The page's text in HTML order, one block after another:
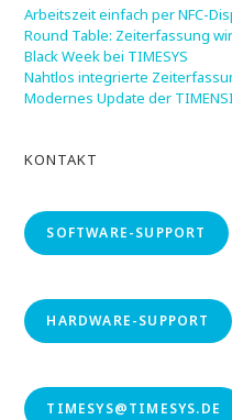
Arbeitszeit einfach per NFC-
Round Table: Zeiterfassung
Black Week bei TIMESYS
Nahtlos integrierte
Modernes Update der
KONTAKT
SOFTWARE-SUPPORT
HARDWARE-SUPPORT
TIMESYS@TIMESYS.DE